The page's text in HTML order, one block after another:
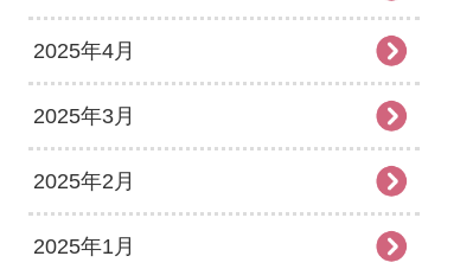
2025年4月
2025年3月
2025年2月
2025年1月